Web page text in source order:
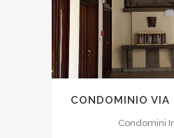
CONDOMINIO VIA
Condomini